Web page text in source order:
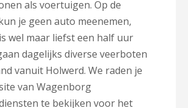
als voertuigen. Op de
je geen auto meenemen,
wel maar liefst een half uur
dagelijks diverse veerboten
vanuit Holwerd. We raden je
van Wagenborg
te bekijken voor het